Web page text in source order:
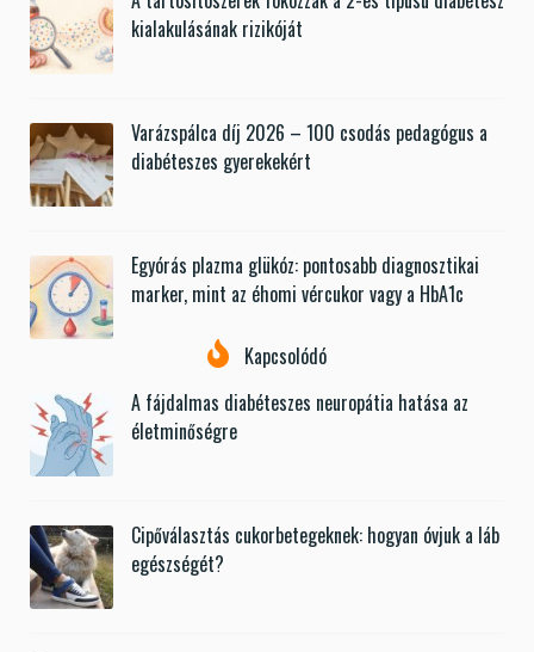
kialakulásának rizikóját
Varázspálca díj 2026 – 100 csodás pedagógus a
diabéteszes gyerekekért
Egyórás plazma glükóz: pontosabb diagnosztikai
marker, mint az éhomi vércukor vagy a HbA1c
Kapcsolódó
A fájdalmas diabéteszes neuropátia hatása az
életminőségre
Cipőválasztás cukorbetegeknek: hogyan óvjuk a láb
egészségét?